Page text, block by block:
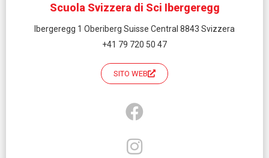
Scuola Svizzera di Sci Ibergeregg
Ibergeregg 1 Oberiberg Suisse Central 8843 Svizzera
+41 79 720 50 47
SITO WEB